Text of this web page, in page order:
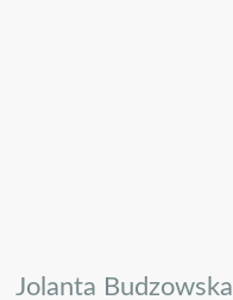
Jolanta Budzowska